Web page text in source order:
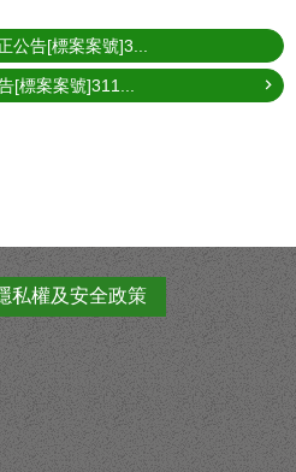
公告[標案案號]3...
[標案案號]311...
私權及安全政策